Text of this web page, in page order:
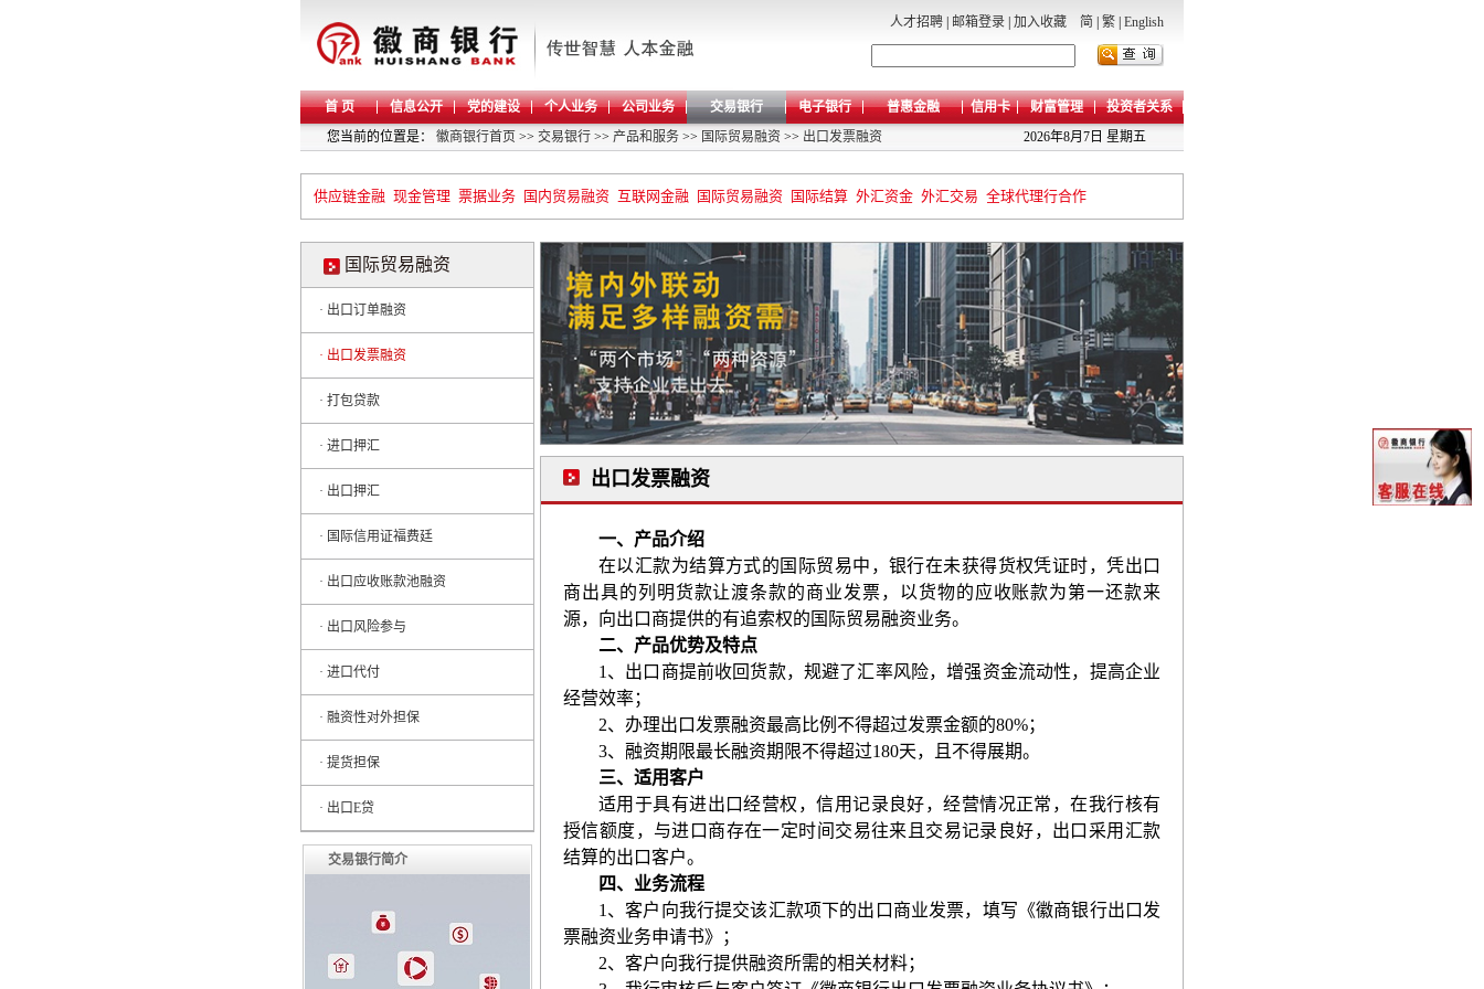
人才招聘 邮箱登录 加入收藏 简 繁 English
首 页 信息公开 党的建设 个人业务 公司业务 交易银行 电子银行 普惠金融 信用卡 财富管理
投资者关系
您当前的位置是： 徽商银行首页 >> 交易银行 >> 产品和服务 >> 国际贸易融资 >> 出口发票融资 2026年8月7日 星期五
供应链金融 现金管理 票据业务 国内贸易融资 互联网金融 国际贸易融资 国际结算 外汇资金 外汇交易 全球代理行合作
国际贸易融资
· 出口订单融资
· 出口发票融资
· 打包贷款
· 进口押汇
· 出口押汇
· 国际信用证福费廷
· 出口应收账款池融资
· 出口风险参与
· 进口代付
· 融资性对外担保
· 提货担保
· 出口E贷
交易银行简介
出口发票融资
一、产品介绍
在以汇款为结算方式的国际贸易中，银行在未获得货权凭证时，凭出口
商出具的列明货款让渡条款的商业发票，以货物的应收账款为第一还款来
源，向出口商提供的有追索权的国际贸易融资业务。
二、产品优势及特点
1 、出口商提前收回货款，规避了汇率风险，增强资金流动性，提高企业
经营效率；
2、办理出口发票融资最高比例不得超过发票金额的80%；
3、融资期限最长融资期限不得超过180天，且不得展期。
三、适用客户
适用于具有进出口经营权，信用记录良好，经营情况正常，在我行核有
授信额度，与进口商存在一定时间交易往来且交易记录良好，出口采用汇款
结算的出口客户。
四、业务流程
1 、客户向我行提交该汇款项下的出口商业发票，填写《徽商银行出口发
票融资业务申请书》；
2、客户向我行提供融资所需的相关材料；